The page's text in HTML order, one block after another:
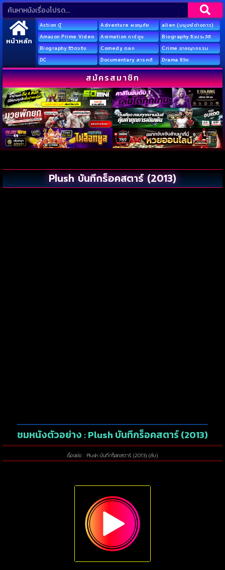
หน้าหลัก
Action บู๊ Adventure ผจญภัย
alien (มนุษย์ต่างดาว)
Amazon Prime Video
Animation การ์ตูน
Biography ชีวประวัติ
Biography ชีวิตจริง
Comedy ตลก
Crime อาชญากรรม
DC
Documentary สารคดี Drama ชีวิต
สมัครสมาชิก
Plush บันทึกร็อคสตาร์ (2013)
ชมหนังตัวอย่าง : Plush บันทึกร็อคสตาร์ (2013)
เรื่องย่อ : Plush บันทึกร็อคสตาร์ (2013) (ลับ)